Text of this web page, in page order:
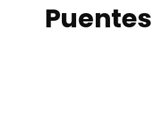
Puentes